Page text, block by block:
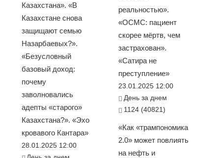
Казахстана». «В
Казахстане снова
защищают семью
Назарбаевых?».
«Безусловный
базовый доход:
почему
заволновались
адепты «старого»
Казахстана?». «Эхо
кровавого Кантара»
28.01.2025 12:00
реальностью».
«ОСМС: пациент
скорее мёртв, чем
застрахован».
«Сатира не
преступление»
23.01.2025 12:00
День за днем
1124 (40821)
«Как «трампономика
2.0» может повлиять
на нефть и